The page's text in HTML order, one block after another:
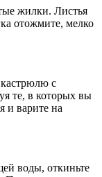
жилки. Листья
отожмите, мелко
кастрюлю с
те, в которых вы
и варите на
воды, откиньте